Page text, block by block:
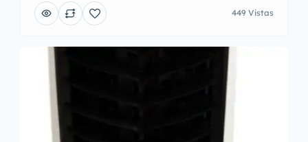
449 Vistas